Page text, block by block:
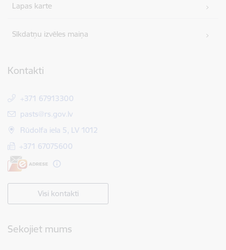
Lapas karte
Sīkdatņu izvēles maiņa
Kontakti
+371 67913300
E-pasts:
pasts@rs.gov.lv
Rūdolfa iela 5, LV 1012
+371 67075600
Visi kontakti
Sekojiet mums